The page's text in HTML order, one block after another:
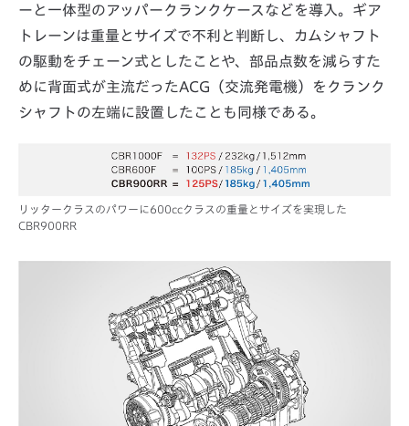
ーと一体型のアッパークランクケースなどを導入。ギア
トレーンは重量とサイズで不利と判断し、カムシャフト
の駆動をチェーン式としたことや、部品点数を減らすた
めに背面式が主流だったACG（交流発電機）をクランク
シャフトの左端に設置したことも同様である。
リッタークラスのパワーに600ccクラスの重量とサイズを実現した
CBR900RR